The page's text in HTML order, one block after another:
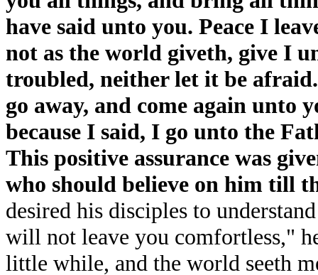
have said unto you. Peace I
not as the world giveth, give I
troubled, neither let it be
go away, and come again unto
because I said, I go unto the
This positive assurance was
who should believe on him till
desired his disciples to
will not leave you comfortless,"
little while, and the world seeth